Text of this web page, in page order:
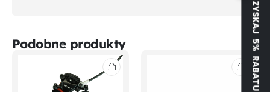
Podobne produkty ZYSKAJ 5% RABATU